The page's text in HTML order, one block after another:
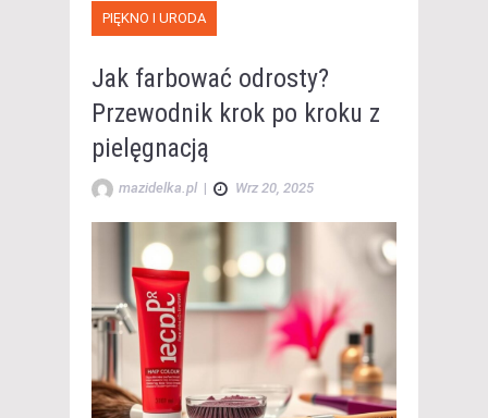
PIĘKNO I URODA
Jak farbować odrosty?
Przewodnik krok po kroku z
pielęgnacją
mazidelka.pl | Wrz 20, 2025